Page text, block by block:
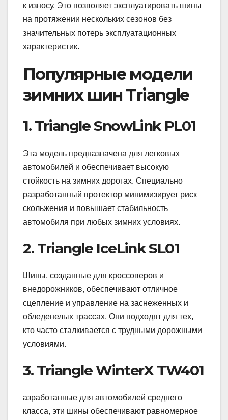
к износу. Это позволяет эксплуатировать шины
на протяжении нескольких сезонов без
значительных потерь эксплуатационных
характеристик.
Популярные модели
зимних шин Triangle
1. Triangle SnowLink PL01
Эта модель предназначена для легковых
автомобилей и обеспечивает высокую
стойкость на зимних дорогах. Специально
разработанный протектор минимизирует риск
скольжения и повышает стабильность
автомобиля при любых зимних условиях.
2. Triangle IceLink SL01
Шины, созданные для кроссоверов и
внедорожников, обеспечивают отличное
сцепление и управление на заснеженных и
обледенелых трассах. Они подходят для тех,
кто часто сталкивается с трудными дорожными
условиями.
3. Triangle WinterX TW401
азработанные для автомобилей среднего
класса, эти шины обеспечивают равномерное